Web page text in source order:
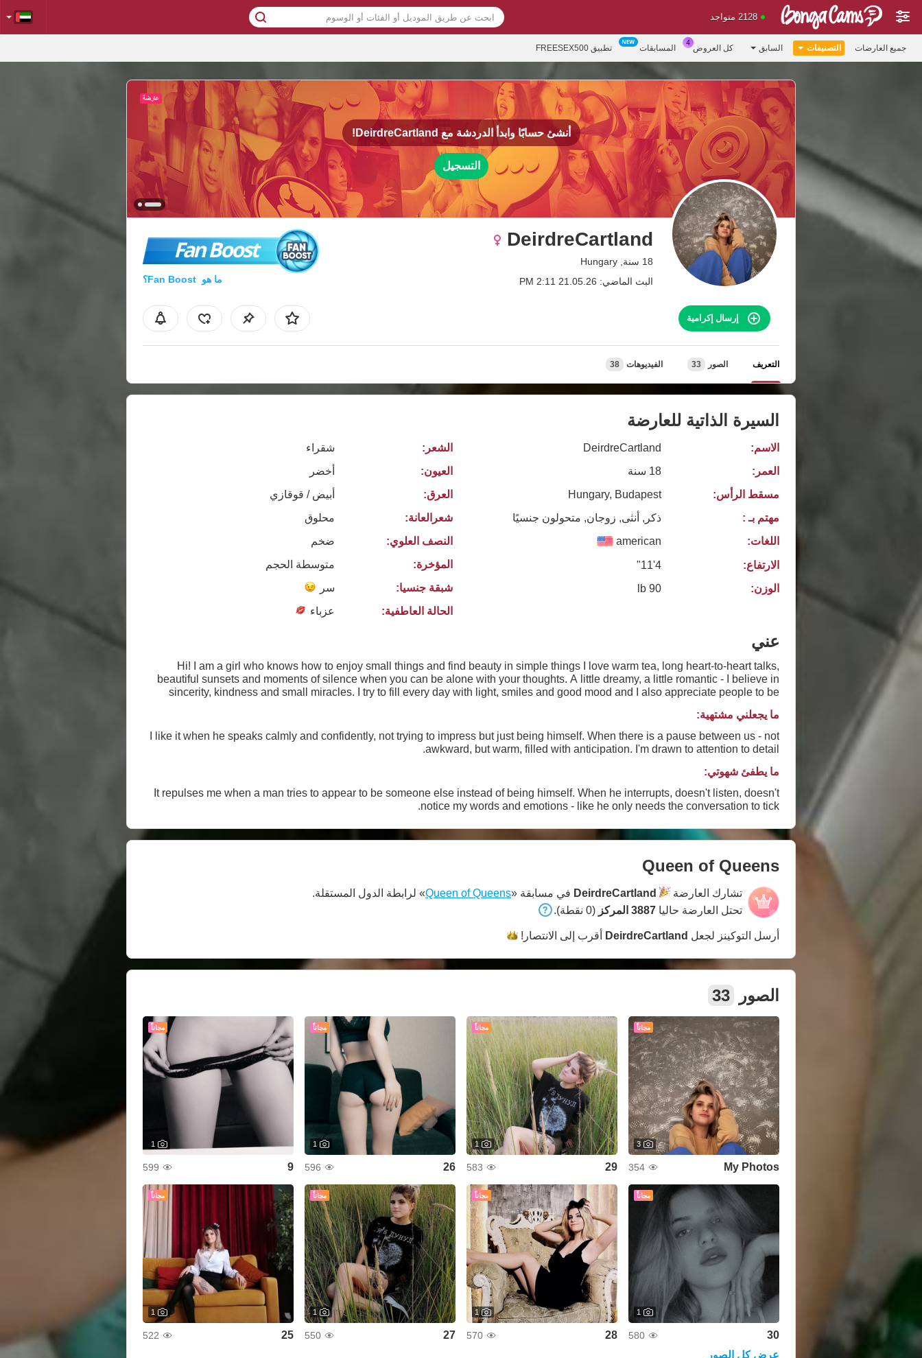
2128 متواجد
جميع العارضات التصنيفات السابق كل العروض المسابقات تطبيق FREESEX500
أنشئ حسابًا وابدأ الدردشة معDeirdreCartland!
التسجيل
DeirdreCartland
18 سنة, Hungary
البث الماضي: 21.05.26 2:11 PM
Fan Boost
ما هو Fan Boost؟
إرسال إكرامية
التعريف الصور 33 الفيديوهات 38
السيرة الذاتية للعارضة
الاسم:
DeirdreCartland
العمر:
18 سنة
مسقط الرأس:
Hungary, Budapest
مهتم بـ :
ذكر, أنثى, زوجان, متحولون جنسيًا
اللغات:
american
الارتفاع:
4'11"
الوزن:
90 lb
الشعر:
شقراء
العيون:
أخضر
العرق:
أبيض / قوقازي
شعرالعانة:
محلوق
النصف العلوي:
ضخم
المؤخرة:
متوسطة الحجم
شبقة جنسيا:
سر
الحالة العاطفية:
عزباء
عني
Hi! I am a girl who knows how to enjoy small things and find beauty in simple things I love warm tea, long heart-to-heart talks,
beautiful sunsets and moments of silence when you can be alone with your thoughts. A little dreamy, a little romantic - I believe in
sincerity, kindness and small miracles. I try to fill every day with light, smiles and good mood and I also appreciate people to be
ما يجعلني مشتهية:
I like it when he speaks calmly and confidently, not trying to impress but just being himself. When there is a pause between us - not
awkward, but warm, filled with anticipation. I'm drawn to attention to detail.
ما يطفئ شهوتي:
It repulses me when a man tries to appear to be someone else instead of being himself. When he interrupts, doesn't listen, doesn't
notice my words and emotions - like he only needs the conversation to tick.
Queen of Queens
تشارك العارضة DeirdreCartland في مسابقة «Queen of Queens» لرابطة الدول المستقلة.
تحتل العارضة حاليا 3887 المركز (0 نقطة).
أرسل التوكينز لجعل DeirdreCartland أقرب إلى الانتصار!
الصور 33
مجاناً
3
My Photos
354
مجاناً
1
29
583
مجاناً
1
26
596
مجاناً
1
9
599
مجاناً
1
30
580
مجاناً
1
28
570
مجاناً
1
27
550
مجاناً
1
25
522
عرض كل الصور